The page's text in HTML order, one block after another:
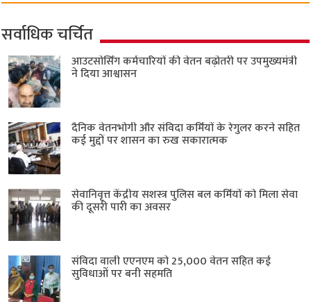
सर्वाधिक चर्चित
आउटसोर्सिंग कर्मचारियों की वेतन बढ़ोतरी पर उपमुख्यमंत्री
ने दिया आश्वासन
दैनिक वेतनभोगी और संविदा कर्मियों के रेगुलर करने सहित
कई मुद्दों पर शासन का रुख सकारात्मक
सेवानिवृत्त केंद्रीय सशस्त्र पुलिस बल ​कर्मियों को मिला सेवा
की दूसरी पारी का अवसर
संविदा वाली एएनएम को 25,000 वेतन सहित कई
सुविधाओं पर बनी सहमति